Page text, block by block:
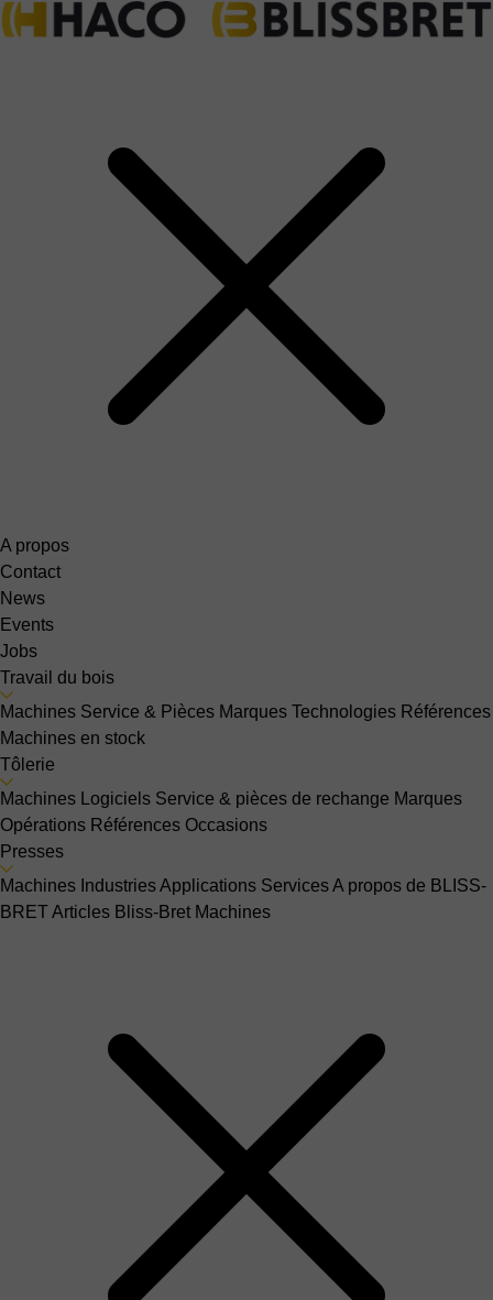
A propos
Contact
News
Events
Jobs
Travail du bois
Machines Service & Pièces Marques Technologies Références
Machines en stock
Tôlerie
Machines
Logiciels Service & pièces de rechange Marques
Opérations Références Occasions
Presses
Machines IndustriesApplications ServicesA propos de BLISS-
BRETArticles Bliss-Bret Machines